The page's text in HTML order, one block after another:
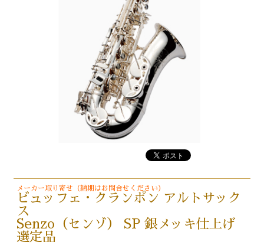
メーカー取り寄せ（納期はお問合せください）
ビュッフェ・クランポン アルトサック
ス
Senzo（センゾ） SP 銀メッキ仕上げ
選定品